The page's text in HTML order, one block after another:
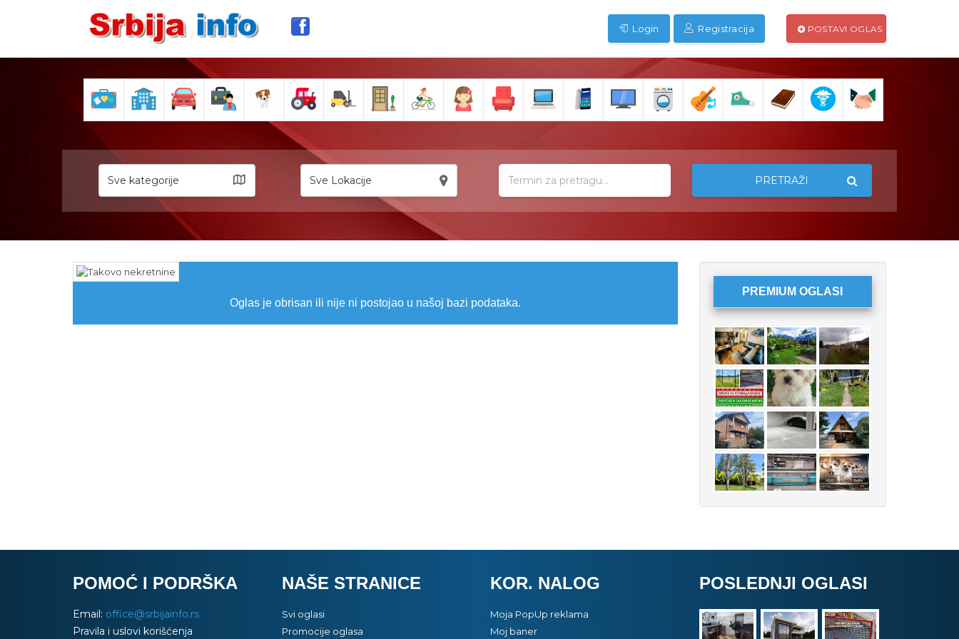
Login Registracija POSTAVI OGLAS
Sve kategorije Sve Lokacije PRETRAŽI
Oglas je obrisan ili nije ni postojao u našoj bazi podataka.
PREMIUM OGLASI
POMOĆ I PODRŠKA
Email: office@srbijainfo.rs
Pravila i uslovi korišćenja
NAŠE STRANICE
Svi oglasi
Promocije oglasa
KOR. NALOG
Moja PopUp reklama
Moj baner
POSLEDNJI OGLASI